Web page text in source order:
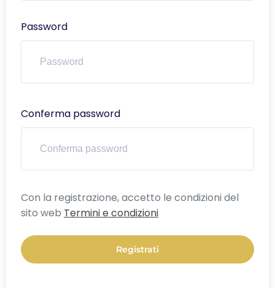
Password
Conferma password
Alternative:
Con la registrazione, accetto le condizioni del
sito web Termini e condizioni
Registrati